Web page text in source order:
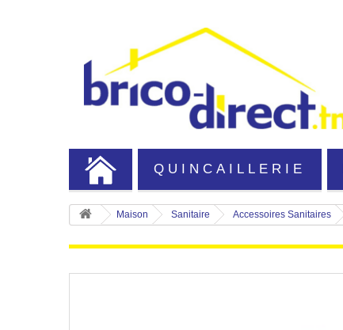
QUINCAILLERIE
Maison Sanitaire Accessoires Sanitaires